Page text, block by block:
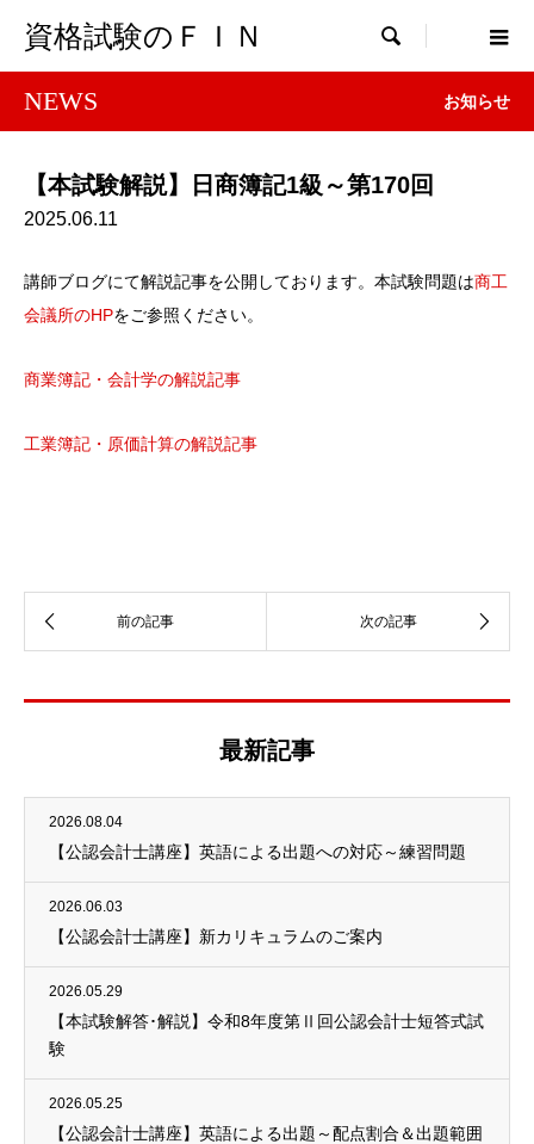
資格試験のＦＩＮ 
NEWS お知らせ
【本試験解説】日商簿記1級～第170回
2025.06.11
講師ブログにて解説記事を公開しております。本試験問題は商工
会議所のHPをご参照ください。
商業簿記・会計学の解説記事
工業簿記・原価計算の解説記事
最新記事
2026.08.04
【公認会計士講座】英語による出題への対応～練習問題
2026.06.03
【公認会計士講座】新カリキュラムのご案内
2026.05.29
【本試験解答･解説】令和8年度第Ⅱ回公認会計士短答式試
験
2026.05.25
【公認会計士講座】英語による出題～配点割合＆出題範囲